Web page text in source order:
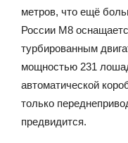
метров, что ещё
России М8
турбированным
мощностью 231
автоматической
только
предвидится.